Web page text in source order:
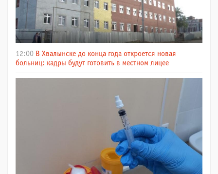
12:00 В Хвалынске до конца года откроется новая
больниц: кадры будут готовить в местном лицее